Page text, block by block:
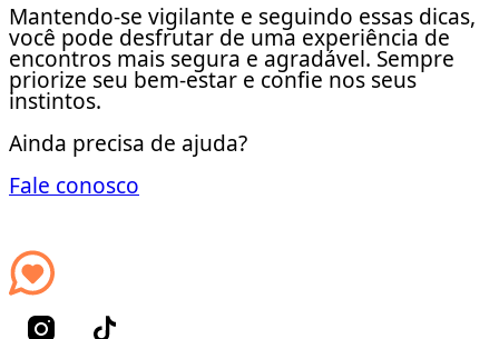
Mantendo-se vigilante e seguindo essas dicas,
você pode desfrutar de uma experiência de
encontros mais segura e agradável. Sempre
priorize seu bem-estar e confie nos seus
instintos.
Ainda precisa de ajuda?
Fale conosco